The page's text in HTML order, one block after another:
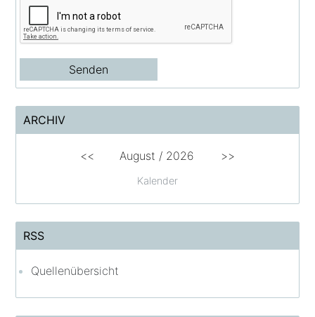
ARCHIV
Kalender
<< August / 2026 >>
RSS
Quellenübersicht